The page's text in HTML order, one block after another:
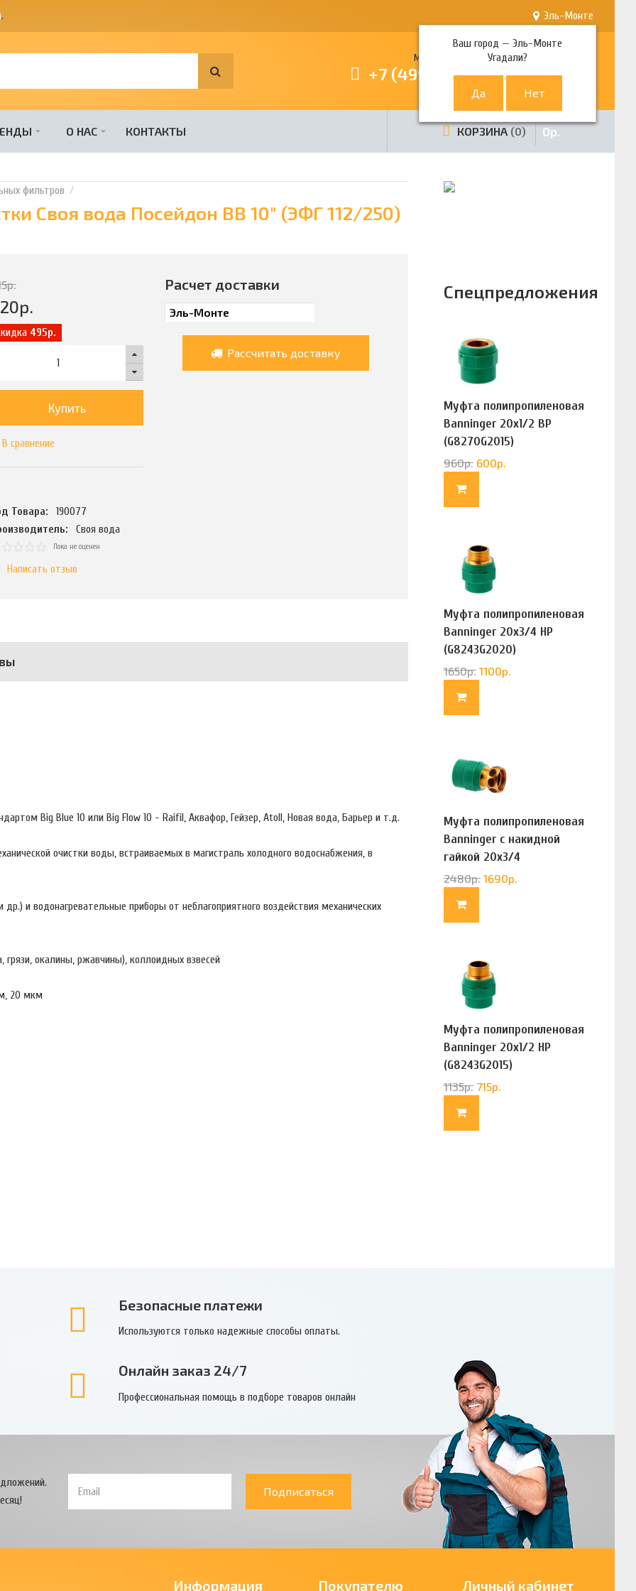
. Эль-Монте
Ваш город —Эль-Монте
Угадали?
Многоканальный телефон
+7 (499) 380-80-80
О НАС КОНТАКТЫ КОРЗИНА 0 0р.
фильтров
Своя вода Посейдон BB 10" (ЭФГ 112/250)
р.
р.
495р.
Купить
В сравнение
Товара:
190077
Своя вода
Пока не оценен
Написать отзыв
Расчет доставки
Рассчитать доставку
Big Blue 10 или Big Flow 10 - Raifil, Аквафор, Гейзер, Atoll, Новая вода, Барьер и т.д.
очистки воды, встраиваемых в магистраль холодного водоснабжения, в
и водонагревательные приборы от неблагоприятного воздействия механических
окалины, ржавчины), коллоидных взвесей
20 мкм
Спецпредложения
Муфта полипропиленовая
Banninger 20х1/2 ВР
(G8270G2015)
960р. 600р.
Муфта полипропиленовая
Banninger 20х3/4 НР
(G8243G2020)
1650р. 1100р.
Муфта полипропиленовая
Banninger с накидной
гайкой 20х3/4
(G83322020)
2480р. 1690р.
Муфта полипропиленовая
Banninger 20х1/2 НР
(G8243G2015)
1135р. 715р.
Безопасные платежи
Используются только надежные способы оплаты.
Онлайн заказ 24/7
Профессиональная помощь в подборе товаров онлайн
Подписаться
Информация Покупателю Личный кабинет